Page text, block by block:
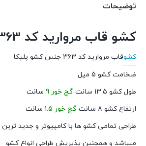
توضیحات
کشو قاب مروارید کد 363
کشوقاب مروارید کد 363 جنس کشو پلیکا
ضخامت کشو 5 میل
طول کشو 13.5 سانت
گچ خور 9
سانت
ارتفاع کشو 8 سانت
گچ خور 1.5
سانت
طراحی تمامی کشو ها با کامپیوتر و جدید ترین
میباشد و همچنین پذیریش طراحی انواع کشو